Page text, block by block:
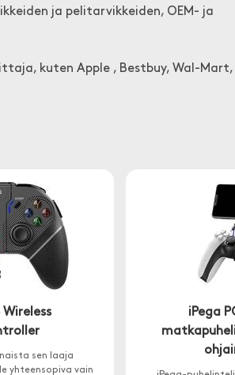
ja pelitarvikkeiden, OEM- ja
kuten Apple , Bestbuy, Wal-Mart,
Wireless
sen laaja
yhteensopiva vain
iPega